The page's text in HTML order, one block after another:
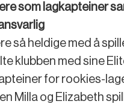
som lagkapteiner
så heldige med å
klubben med sine
for rookies-
Milla og Elizabeth